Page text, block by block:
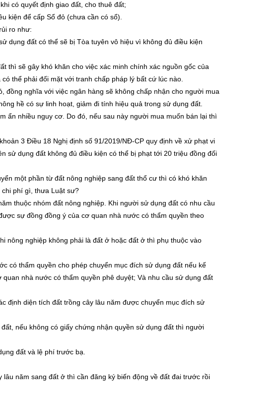
có quyết định giao đất, cho thuê đất;
kiện để cấp Sổ đỏ (chưa cần có sổ).
ro như:
dụng đất có thể sẽ bị Tòa tuyên vô hiệu vì không đủ điều kiện
thì sẽ gây khó khăn cho việc xác minh chính xác nguồn gốc của
thể phải đối mặt với tranh chấp pháp lý bất cứ lúc nào.
đồng nghĩa với việc ngân hàng sẽ không chấp nhận cho người mua
hề có sự linh hoạt, giảm đi tính hiệu quả trong sử dụng đất.
ẩn nhiều nguy cơ. Do đó, nếu sau này người mua muốn bán lại thì
3 Điều 18 Nghị định số 91/2019/NĐ-CP quy định về xử phạt vi
sử dụng đất không đủ điều kiện có thể bị phạt tới 20 triệu đồng đối
một phần từ đất nông nghiệp sang đất thổ cư thì có khó khăn
chi phí gì, thưa Luật sư?
thuộc nhóm đất nông nghiệp. Khi người sử dụng đất có nhu cầu
sự đồng đồng ý của cơ quan nhà nước có thẩm quyền theo
nông nghiệp không phải là đất ở hoặc đất ở thì phụ thuộc vào
có thẩm quyền cho phép chuyển mục đích sử dụng đất nếu kế
nhà nước có thẩm quyền phê duyệt; Và nhu cầu sử dụng đất
định diện tích đất trồng cây lâu năm được chuyển mục đích sử
nếu không có giấy chứng nhận quyền sử dụng đất thì người
đất và lệ phí trước bạ.
năm sang đất ở thì cần đăng ký biến động về đất đai trước rồi